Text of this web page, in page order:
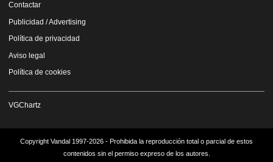
Contactar
Publicidad / Advertising
Política de privacidad
Aviso legal
Política de cookies
VGChartz
Copyright Vandal 1997-2026 - Prohibida la reproducción total o parcial de estos
contenidos sin el permiso expreso de los autores.